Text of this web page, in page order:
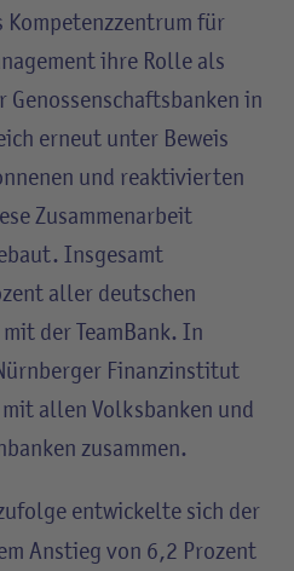
Kompetenzzentrum für
ihre Rolle als
in
erneut unter Beweis
und reaktivierten
Zusammenarbeit
Insgesamt
aller deutschen
der TeamBank. In
Finanzinstitut
allen Volksbanken und
zusammen.
entwickelte sich der
Anstieg von 6,2 Prozent